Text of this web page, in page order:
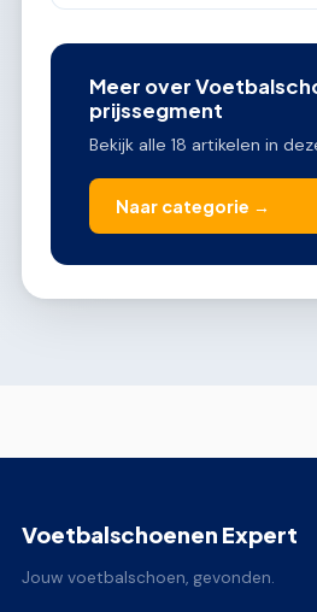
Meer over
prijssegment
Bekijk alle 18 artikelen in
Naar categorie →
Voetbalschoenen Expert
Jouw voetbalschoen, gevonden.